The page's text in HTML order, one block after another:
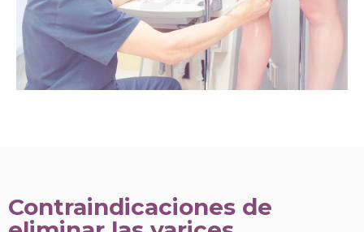
Contraindicaciones de